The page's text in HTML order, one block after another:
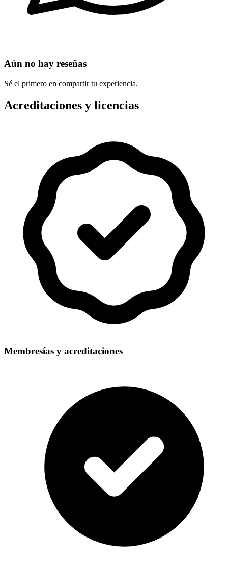
Aún no hay reseñas
Sé el primero en compartir tu experiencia.
Acreditaciones y licencias
Membresías y acreditaciones